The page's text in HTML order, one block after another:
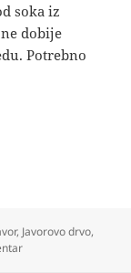
soka iz
dobije
Potrebno
zamena za
, Javorovo drvo,
na Javorov sirup